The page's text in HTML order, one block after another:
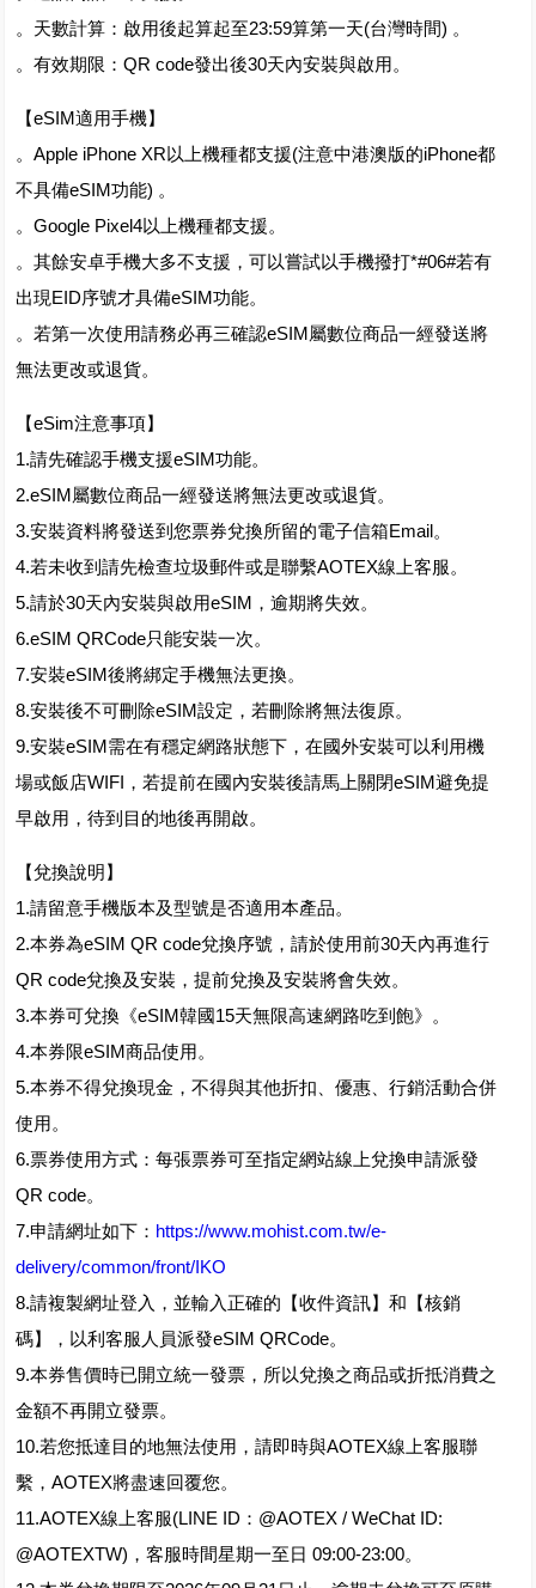
。天數計算：啟用後起算起至23:59算第一天(台灣時間) 。
。有效期限：QR code發出後30天內安裝與啟用。
【eSIM適用手機】
。Apple iPhone XR以上機種都支援(注意中港澳版的iPhone都
不具備eSIM功能) 。
。Google Pixel4以上機種都支援。
。其餘安卓手機大多不支援，可以嘗試以手機撥打*#06#若有
出現EID序號才具備eSIM功能。
。若第一次使用請務必再三確認eSIM屬數位商品一經發送將
無法更改或退貨。
【eSim注意事項】
1.請先確認手機支援eSIM功能。
2.eSIM屬數位商品一經發送將無法更改或退貨。
3.安裝資料將發送到您票券兌換所留的電子信箱Email。
4.若未收到請先檢查垃圾郵件或是聯繫AOTEX線上客服。
5.請於30天內安裝與啟用eSIM，逾期將失效。
6.eSIM QRCode只能安裝一次。
7.安裝eSIM後將綁定手機無法更換。
8.安裝後不可刪除eSIM設定，若刪除將無法復原。
9.安裝eSIM需在有穩定網路狀態下，在國外安裝可以利用機
場或飯店WIFI，若提前在國內安裝後請馬上關閉eSIM避免提
早啟用，待到目的地後再開啟。
【兌換說明】
1.請留意手機版本及型號是否適用本產品。
2.本券為eSIM QR code兌換序號，請於使用前30天內再進行
QR code兌換及安裝，提前兌換及安裝將會失效。
3.本券可兌換《eSIM韓國15天無限高速網路吃到飽》。
4.本券限eSIM商品使用。
5.本券不得兌換現金，不得與其他折扣、優惠、行銷活動合併
使用。
6.票券使用方式：每張票券可至指定網站線上兌換申請派發
QR code。
7.申請網址如下： https://www.mohist.com.tw/e-
delivery/common/front/IKO
8.請複製網址登入，並輸入正確的【收件資訊】和【核銷
碼】，以利客服人員派發eSIM QRCode。
9.本券售價時已開立統一發票，所以兌換之商品或折抵消費之
金額不再開立發票。
10.若您抵達目的地無法使用，請即時與AOTEX線上客服聯
繫，AOTEX將盡速回覆您。
11.AOTEX線上客服(LINE ID：@AOTEX / WeChat ID:
@AOTEXTW)，客服時間星期一至日 09:00-23:00。